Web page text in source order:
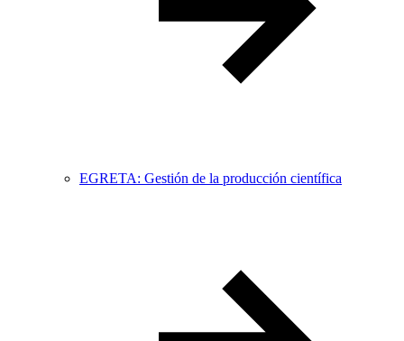
EGRETA: Gestión de la producción científica